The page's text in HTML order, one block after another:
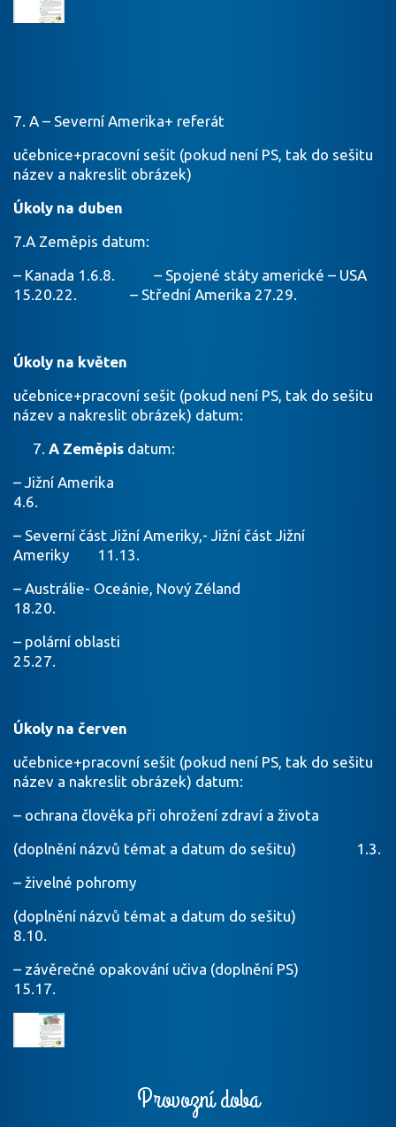
7. A – Severní Amerika+ referát
učebnice+pracovní sešit (pokud není PS, tak do sešitu
název a nakreslit obrázek)
Úkoly na duben
7.A Zeměpis datum:
– Kanada 1.6.8. – Spojené státy americké – USA
15.20.22. – Střední Amerika 27.29.
Úkoly na květen
učebnice+pracovní sešit (pokud není PS, tak do sešitu
název a nakreslit obrázek) datum:
A Zeměpis datum:
– Jižní Amerika
4.6.
– Severní část Jižní Ameriky,- Jižní část Jižní
Ameriky 11.13.
– Austrálie- Oceánie, Nový Zéland
18.20.
– polární oblasti
25.27.
Úkoly na červen
učebnice+pracovní sešit (pokud není PS, tak do sešitu
název a nakreslit obrázek) datum:
– ochrana člověka při ohrožení zdraví a života
(doplnění názvů témat a datum do sešitu) 1.3.
– živelné pohromy
(doplnění názvů témat a datum do sešitu)
8.10.
– závěrečné opakování učiva (doplnění PS)
15.17.
Provozní doba